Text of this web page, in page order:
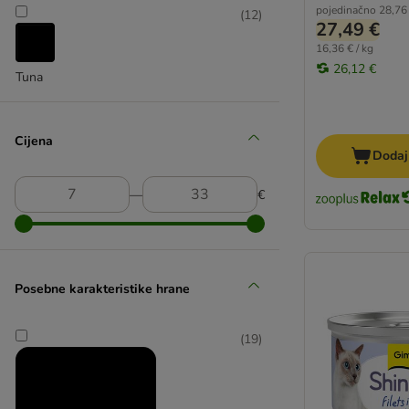
Animonda Rafiné
Beyond
Cat Chow
Crave
Eukanuba
Tuna
(12)
Cijena
― €
Posebne karakteristike hrane
(19)
pojedinačno
27,49 €
16,36 € / kg
26,12 €